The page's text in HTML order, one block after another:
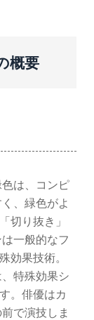
概要
は、コンピ
、緑色がよ
切り抜き」
一般的なフ
効果技術。
特殊効果シ
。俳優はカ
で演技しま